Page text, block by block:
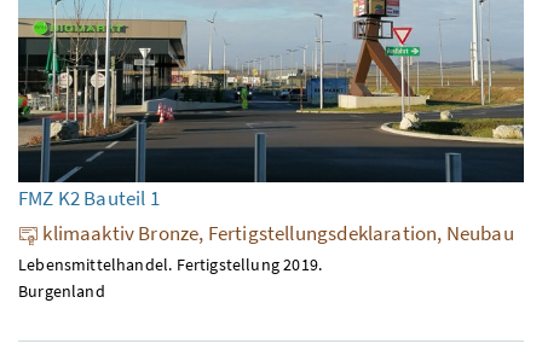
FMZ K2 Bauteil 1
klimaaktiv Bronze, Fertigstellungsdeklaration, Neubau
Lebensmittelhandel. Fertigstellung 2019.
Burgenland